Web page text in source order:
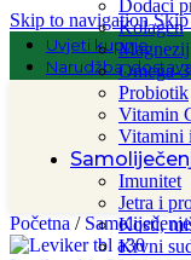
Skip to navigation
Uvjeti kupnje
Narudžba,
Dodaci
Kolagen
Magnezij
Omega-
Probiotik
Vitamin
Vitamini
Imunitet
Jetra i
Kosti,
Krvni
Početna /